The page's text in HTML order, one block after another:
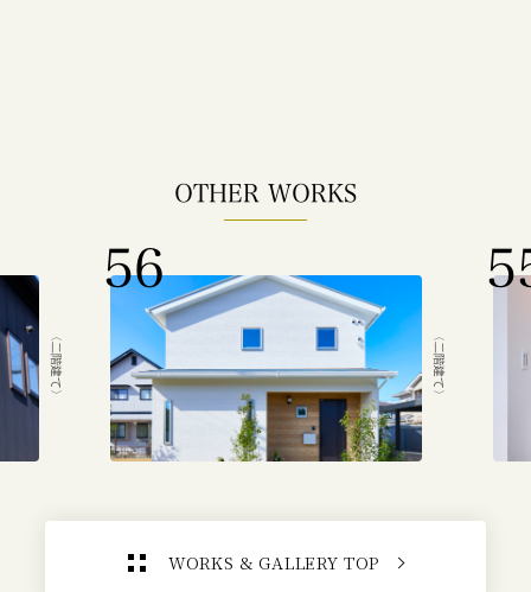
OTHER WORKS
〈二階建て〉
56
〈二階建て〉
WORKS & GALLERY TOP